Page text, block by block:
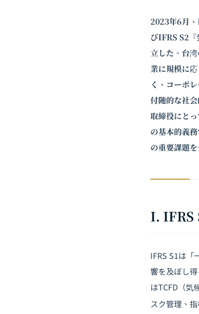
2023年6月
びIFRS S2
立した。台
業に規模に
く、コーポ
付随的な社
取締役にと
の基本的義
の重要課題
I. IFRS
IFRS S1は「
響を及ぼし
はTCFD（気
スク管理、